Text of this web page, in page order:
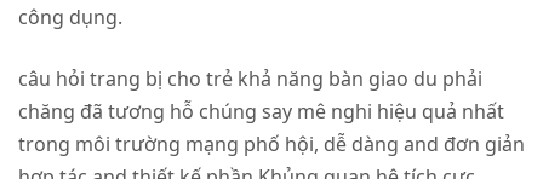
công dụng.
câu hỏi trang bị cho trẻ khả năng bàn giao du phải
chăng đã tương hỗ chúng say mê nghi hiệu quả nhất
trong môi trường mạng phố hội, dễ dàng and đơn giản